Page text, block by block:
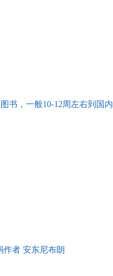
书，一般10-12周左右到国内
作者 安东尼布朗